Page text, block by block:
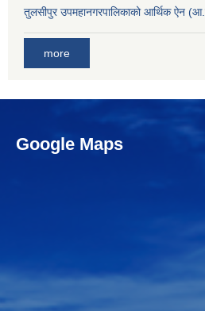
तुलसीपुर उपमहानगरपालिकाको आर्थिक ऐन
more
Google Maps